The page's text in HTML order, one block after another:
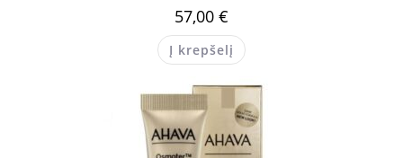
57,00 €
Į krepšelį